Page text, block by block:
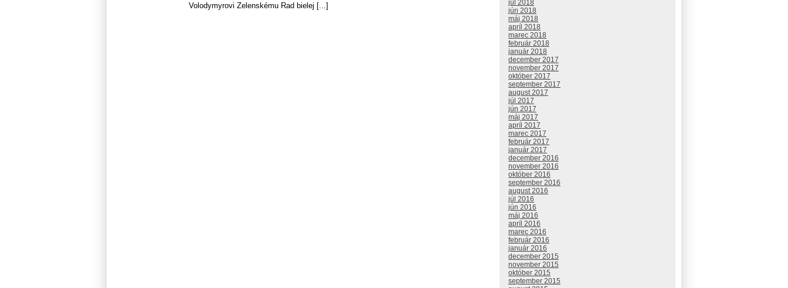
Volodymyrovi Zelenskému Rad bielej [...]
júl 2018
jún 2018
máj 2018
apríl 2018
marec 2018
február 2018
január 2018
december 2017
november 2017
október 2017
september 2017
august 2017
júl 2017
jún 2017
máj 2017
apríl 2017
marec 2017
február 2017
január 2017
december 2016
november 2016
október 2016
september 2016
august 2016
júl 2016
jún 2016
máj 2016
apríl 2016
marec 2016
február 2016
január 2016
december 2015
november 2015
október 2015
september 2015